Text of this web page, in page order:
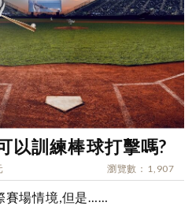
以訓練棒球打擊嗎?
瀏覽數 1,907
賽場情境,但是……